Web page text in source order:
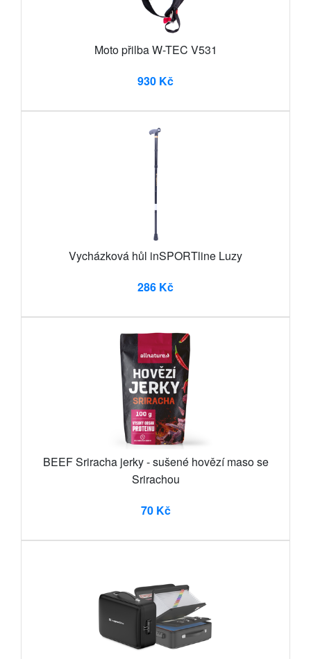
Moto přilba W-TEC V531
930 Kč
Vycházková hůl inSPORTline Luzy
286 Kč
BEEF Sriracha jerky - sušené hovězí maso se
Srirachou
70 Kč